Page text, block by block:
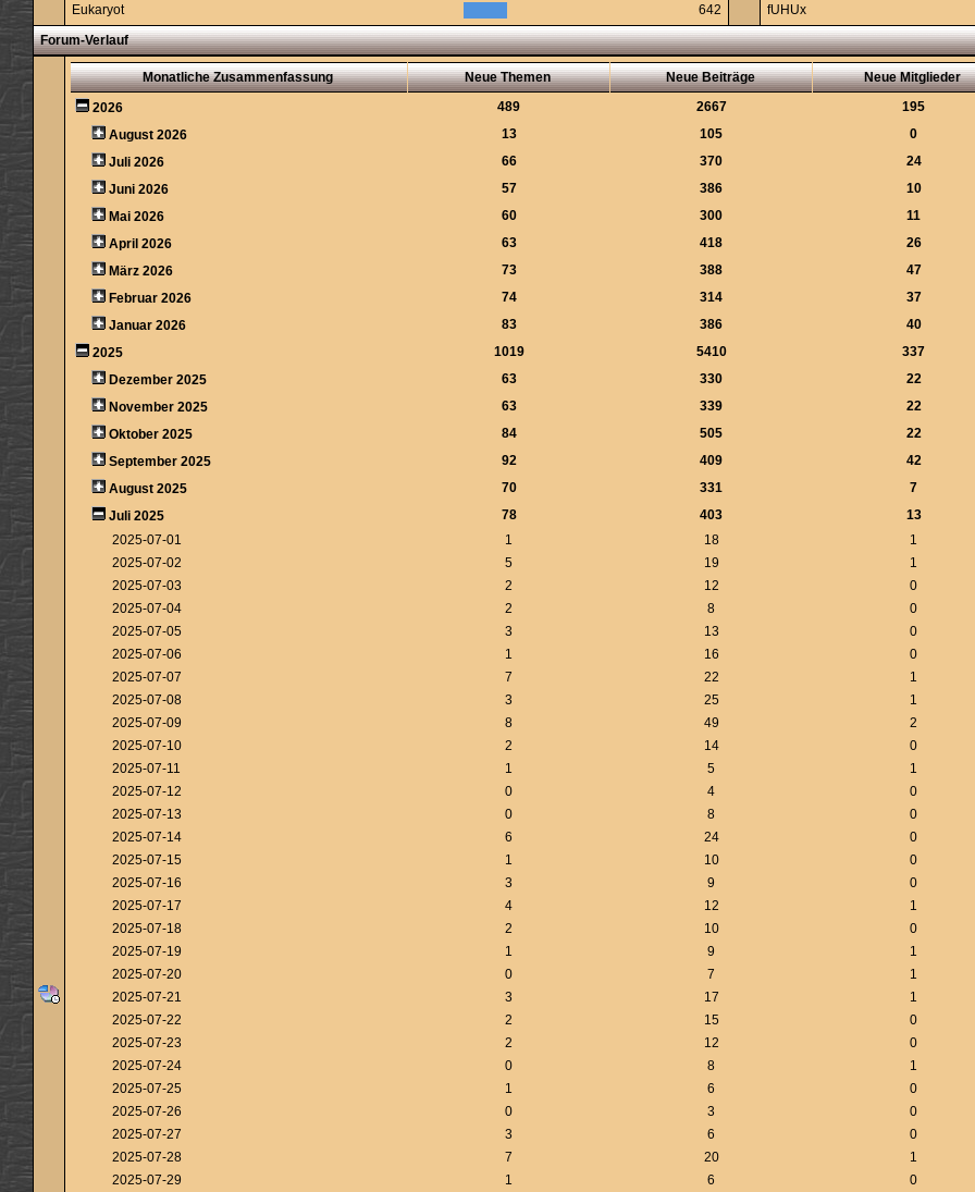
Eukaryot
642
fUHUx
Forum-Verlauf
Monatliche Zusammenfassung Neue Themen Neue Beiträge
Neue Mitglieder
2026
489 2667
195
August 2026
13 105
0
Juli 2026
66 370
24
Juni 2026
57 386
10
Mai 2026
60 300
11
April 2026
63 418
26
März 2026
73 388
47
Februar 2026
74 314
37
Januar 2026
83 386
40
2025
1019 5410
337
Dezember 2025
63 330
22
November 2025
63 339
22
Oktober 2025
84 505
22
September 2025
92 409
42
August 2025
70 331
7
Juli 2025
78 403
13
2025-07-01
1 18
1
2025-07-02
5 19
1
2025-07-03
2 12
0
2025-07-04
2 8
0
2025-07-05
3 13
0
2025-07-06
1 16
0
2025-07-07
7 22
1
2025-07-08
3 25
1
2025-07-09
8 49
2
2025-07-10
2 14
0
2025-07-11
1 5
1
2025-07-12
0 4
0
2025-07-13
0 8
0
2025-07-14
6 24
0
2025-07-15
1 10
0
2025-07-16
3 9
0
2025-07-17
4 12
1
2025-07-18
2 10
0
2025-07-19
1 9
1
2025-07-20
0 7
1
2025-07-21
3 17
1
2025-07-22
2 15
0
2025-07-23
2 12
0
2025-07-24
0 8
1
2025-07-25
1 6
0
2025-07-26
0 3
0
2025-07-27
3 6
0
2025-07-28
7 20
1
2025-07-29
1 6 0